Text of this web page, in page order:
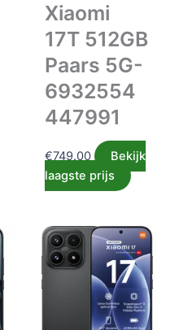
Xiaomi
17T 512GB
Paars 5G-
6932554
447991
€749.00
Bekijk
laagste prijs